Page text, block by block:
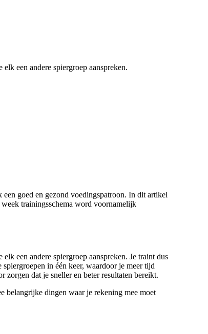
een andere spiergroep aanspreken.
goed en gezond voedingspatroon. In dit artikel
trainingsschema word voornamelijk
een andere spiergroep aanspreken. Je traint dus
in één keer, waardoor je meer tijd
dat je sneller en beter resultaten bereikt.
belangrijke dingen waar je rekening mee moet